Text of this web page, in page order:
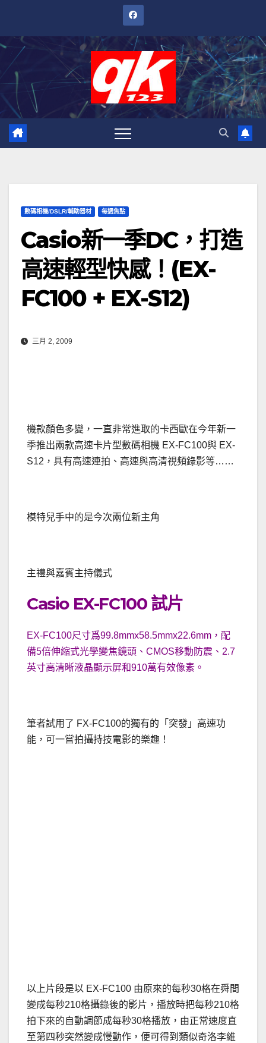
內
數碼相機/DSLR/輔助器材 每週焦點
Casio新一季DC，打造
高速輕型快感！(EX-
FC100 + EX-S12)
三月 2, 2009
機款顏色多變，一直非常進取的卡西歐在今年新一
季推出兩款高速卡片型數碼相機 EX-FC100與 EX-
S12，具有高速連拍、高速與高清視頻錄影等……
模特兒手中的是今次兩位新主角
主禮與嘉賓主持儀式
Casio EX-FC100 試片
EX-FC100尺寸爲99.8mmx58.5mmx22.6mm，配
備5倍伸縮式光學變焦鏡頭、CMOS移動防震、2.7
英寸高清晰液晶顯示屏和910萬有效像素。
筆者試用了 FX-FC100的獨有的「突發」高速功
能，可一嘗拍攝持技電影的樂趣！
以上片段是以 EX-FC100 由原來的每秒30格在舜間
變成每秒210格攝錄後的影片，播放時把每秒210格
拍下來的自動調節成每秒30格播放，由正常速度直
至第四秒突然變成慢動作，便可得到類似奇洛李維